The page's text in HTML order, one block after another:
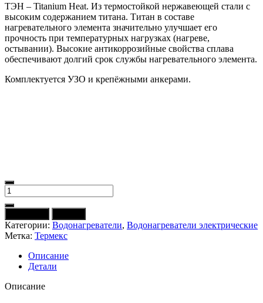
ТЭН – Titanium Heat. Из термостойкой нержавеющей стали с
высоким содержанием титана. Титан в составе
нагревательного элемента значительно улучшает его
прочность при температурных нагрузках (нагреве,
остывании). Высокие антикоррозийные свойства сплава
обеспечивают долгий срок службы нагревательного элемента.
Комплектуется УЗО и крепёжными анкерами.
Количество
товара
ЭВН
THERMEX
Titanium
Heat
Категории: Водонагреватели, Водонагреватели электрические
Метка: Термекс
Описание
Детали
Описание